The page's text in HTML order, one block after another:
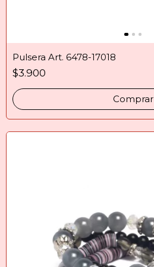
Pulsera Art. 6478-17018
$3.900
Comprar